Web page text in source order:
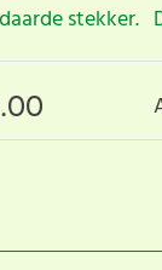
stekker.